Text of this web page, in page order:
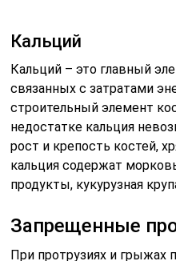
копченые и острые блюда,
Для приготовления блюд
максимально щадящие
свежем либо отварном
хорошо использовать
продукты не
исключить соленые и
ограничить количество